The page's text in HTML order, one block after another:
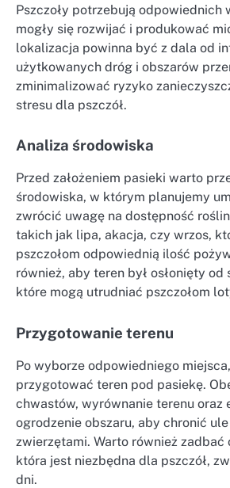
Pszczoły potrzebują odpowiednich
mogły się rozwijać i produkować
lokalizacja powinna być z dala od
użytkowanych dróg i obszarów
zminimalizować ryzyko
stresu dla pszczół.
Analiza środowiska
Przed założeniem pasieki warto
środowiska, w którym planujemy
zwrócić uwagę na dostępność
takich jak lipa, akacja, czy wrzos,
pszczołom odpowiednią ilość
również, aby teren był osłonięty
które mogą utrudniać pszczołom
Przygotowanie terenu
Po wyborze odpowiedniego
przygotować teren pod pasiekę.
chwastów, wyrównanie terenu oraz
ogrodzenie obszaru, aby chronić
zwierzętami. Warto również zadbać
która jest niezbędna dla pszczół,
dni.